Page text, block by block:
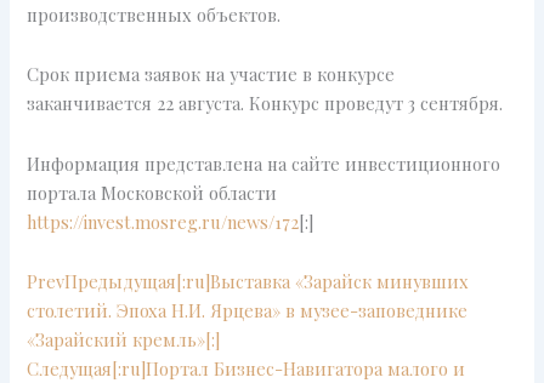
производственных объектов.
Срок приема заявок на участие в конкурсе
заканчивается 22 августа. Конкурс проведут 3 сентября.
Информация представлена на сайте инвестиционного
портала Московской области
https://invest.mosreg.ru/news/172[:]
PrevПредыдущая[:ru]Выставка «Зарайск минувших
столетий. Эпоха Н.И. Ярцева» в музее-заповеднике
«Зарайский кремль»[:]
Следущая[:ru]Портал Бизнес-Навигатора малого и